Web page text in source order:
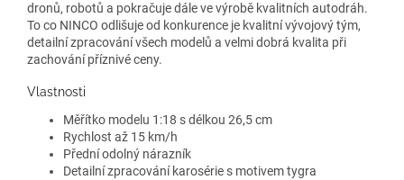
dronů, robotů a pokračuje dále ve výrobě kvalitních autodráh.
To co NINCO odlišuje od konkurence je kvalitní vývojový tým,
detailní zpracování všech modelů a velmi dobrá kvalita při
zachování příznivé ceny.
Vlastnosti
Měřítko modelu 1:18 s délkou 26,5 cm
Rychlost až 15 km/h
Přední odolný nárazník
Detailní zpracování karosérie s motivem tygra